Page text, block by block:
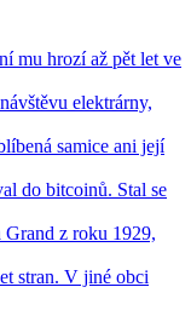
mu hrozí až pět let ve
elektrárny,
samice ani její
do bitcoinů. Stal se
z roku 1929,
stran. V jiné obci